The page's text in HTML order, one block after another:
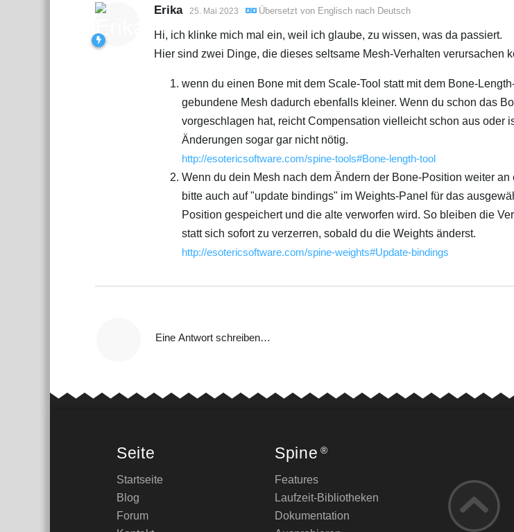
Erika 25. Mai 2023 Übersetzt von Englisch nach Deutsch
Hi, ich klinke mich mal ein, weil ich glaube, zu wissen, was da passiert.
Hier sind zwei Dinge, die dieses seltsame Mesh-Verhalten verursachen
wenn du einen Bone mit dem Scale-Tool statt mit dem Bone-
gebundene Mesh dadurch ebenfalls kleiner. Wenn du schon das
vorgeschlagen hat, reicht Compensation vielleicht schon aus oder
Änderungen sogar gar nicht nötig.
http://esotericsoftware.com/spine-tools#Bone-length-tool
Wenn du dein Mesh nach dem Ändern der Bone-Position weiter
bitte auch auf "update bindings" im Weights-Panel für das
Position gespeichert und die alte verworfen wird. So bleiben die
statt sich sofort zu verzerren, sobald du die Weights änderst.
http://esotericsoftware.com/spine-weights#Update-bindings
Eine Antwort schreiben…
Seite
Startseite
Blog
Forum
Spine ®
Features
Laufzeit-Bibliotheken
Dokumentation